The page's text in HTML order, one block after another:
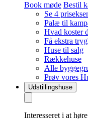
Book møde Bestil
Se 4
Palæ til
Hvad koster
Få ekstra
Huse til salg
Rækkehuse
Alle
Prøv vores
Udstillingshuse
Interesseret i at